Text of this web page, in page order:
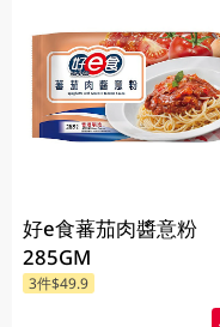
好e食蕃茄肉醬意粉
285GM
3件$49.9